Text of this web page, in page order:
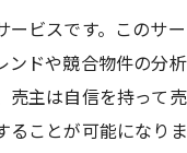
ビスです。このサ
ドや競合物件の分
主は自信を持って売
ことが可能になり